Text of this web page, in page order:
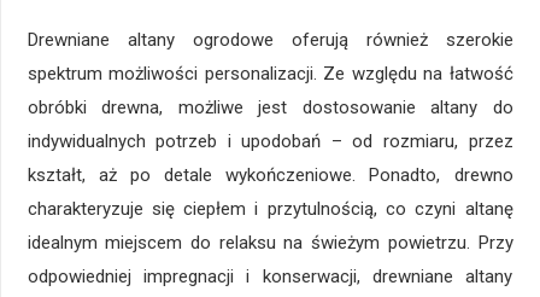
Drewniane altany ogrodowe oferują również szerokie
spektrum możliwości personalizacji. Ze względu na łatwość
obróbki drewna, możliwe jest dostosowanie altany do
indywidualnych potrzeb i upodobań – od rozmiaru, przez
kształt, aż po detale wykończeniowe. Ponadto, drewno
charakteryzuje się ciepłem i przytulnością, co czyni altanę
idealnym miejscem do relaksu na świeżym powietrzu. Przy
odpowiedniej impregnacji i konserwacji, drewniane altany